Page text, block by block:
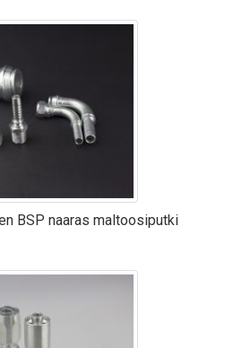
BSP naaras maltoosiputki